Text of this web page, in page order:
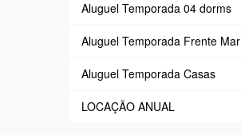
Aluguel Temporada 04 dorms
Aluguel Temporada Frente Mar
Aluguel Temporada Casas
LOCAÇÃO ANUAL